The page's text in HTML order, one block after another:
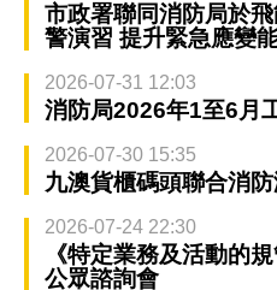
市政署聯同消防局於
警演習 提升緊急應變
2026-07-31 12:03
消防局2026年1至6月
2026-07-30 15:35
九澳貨櫃碼頭聯合消
2026-07-24 22:30
《特定業務及活動的
公眾諮詢會